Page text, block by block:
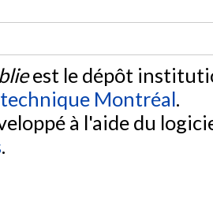
est le dépôt
Montréal.
à l'aide du
.